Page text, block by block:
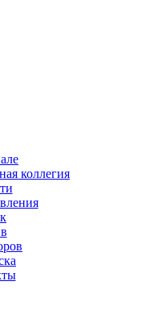
коллегия